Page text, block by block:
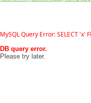
MySQL Query Error: SELECT 'x'
DB query error.
Please try later.